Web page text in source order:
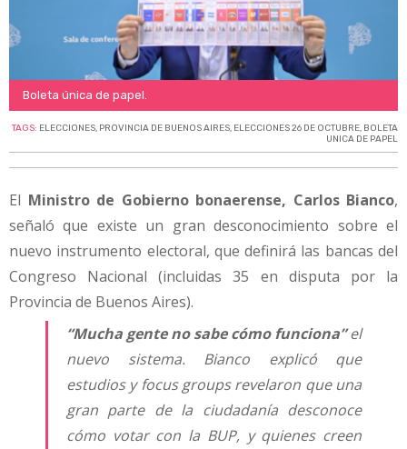
Boleta única de papel.
TAGS: ELECCIONES, PROVINCIA DE BUENOS AIRES, ELECCIONES 26 DE OCTUBRE, BOLETA
UNICA DE PAPEL
El Ministro de Gobierno bonaerense, Carlos Bianco,
señaló que existe un gran desconocimiento sobre el
nuevo instrumento electoral, que definirá las bancas del
Congreso Nacional (incluidas 35 en disputa por la
Provincia de Buenos Aires).
“Mucha gente no sabe cómo funciona”el
nuevo sistema. Bianco explicó que
estudios y focus groupsrevelaron que una
gran parte de la ciudadanía desconoce
cómo votar con la BUP, y quienes creen